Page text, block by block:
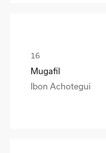
Mugafil
Ibon Achotegui